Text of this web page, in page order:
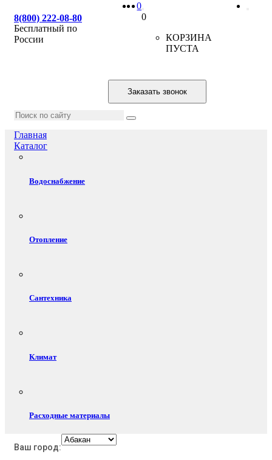
8(800) 222-08-80
Бесплатный по
России
0
0
КОРЗИНА
ПУСТА
Заказать звонок
Главная
Каталог
Водоснабжение
Отопление
Сантехника
Климат
Расходные материалы
Ваш город: